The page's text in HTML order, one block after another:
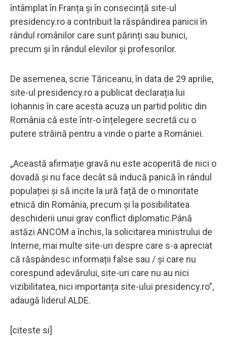
întâmplat în Franța și în consecință site-ul
presidency.ro a contribuit la răspândirea panicii în
rândul românilor care sunt părinți sau bunici,
precum și în rândul elevilor și profesorilor.
De asemenea, scrie Tăriceanu, în data de 29 aprilie,
site-ul presidency.ro a publicat declarația lui
Iohannis în care acesta acuza un partid politic din
România că este într-o înțelegere secretă cu o
putere străină pentru a vinde o parte a României.
„Această afirmație gravă nu este acoperită de nici o
dovadă și nu face decât să inducă panică în rândul
populației și să incite la ură față de o minoritate
etnică din România, precum și la posibilitatea
deschiderii unui grav conflict diplomatic.Până
astăzi ANCOM a închis, la solicitarea ministrului de
Interne, mai multe site-uri despre care s-a apreciat
că răspândesc informații false sau / și care nu
corespund adevărului, site-uri care nu au nici
vizibilitatea, nici importanța site-ului presidency.ro”,
adaugă liderul ALDE.
[citeste si]